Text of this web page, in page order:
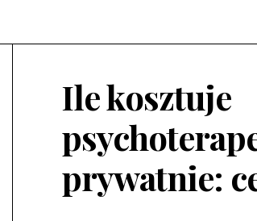
Ile kosztuje
prywatnie: